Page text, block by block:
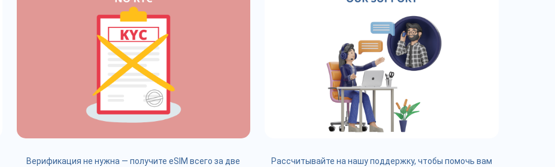
Верификация не нужна — получите eSIM всего за две
Рассчитывайте на нашу поддержку, чтобы помочь вам